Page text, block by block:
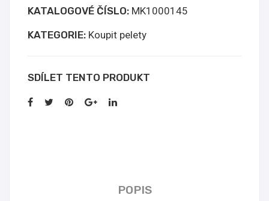
Online
Kopen
KATALOGOVÉ ČÍSLO: MK1000145
KATEGORIE: Koupit pelety
SDÍLET TENTO PRODUKT
POPIS